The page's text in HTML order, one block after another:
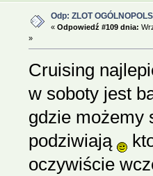
Odp: ZLOT
« Odpowiedź #109 dnia:
»
Cruising
w soboty jest
gdzie możemy
podziwiają
oczywiście